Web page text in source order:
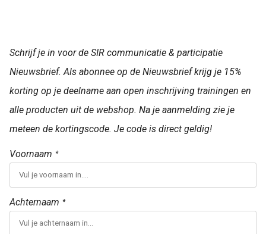
Schrijf je in voor de SIR communicatie & participatie
Nieuwsbrief. Als abonnee op de Nieuwsbrief krijg je 15%
korting op je deelname aan open inschrijving trainingen en
alle producten uit de webshop. Na je aanmelding zie je
meteen de kortingscode. Je code is direct geldig!
Voornaam *
Achternaam *